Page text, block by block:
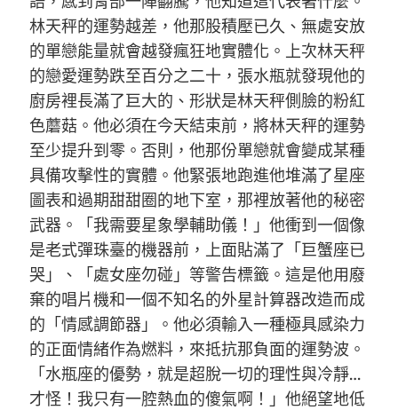
林天秤的運勢越差，他那股積壓已久、無處安放
的單戀能量就會越發瘋狂地實體化。上次林天秤
的戀愛運勢跌至百分之二十，張水瓶就發現他的
廚房裡長滿了巨大的、形狀是林天秤側臉的粉紅
色蘑菇。他必須在今天結束前，將林天秤的運勢
至少提升到零。否則，他那份單戀就會變成某種
具備攻擊性的實體。他緊張地跑進他堆滿了星座
圖表和過期甜甜圈的地下室，那裡放著他的秘密
武器。「我需要星象學輔助儀！」他衝到一個像
是老式彈珠臺的機器前，上面貼滿了「巨蟹座已
哭」、「處女座勿碰」等警告標籤。這是他用廢
棄的唱片機和一個不知名的外星計算器改造而成
的「情感調節器」。他必須輸入一種極具感染力
的正面情緒作為燃料，來抵抗那負面的運勢波。
「水瓶座的優勢，就是超脫一切的理性與冷靜…
才怪！我只有一腔熱血的傻氣啊！」他絕望地低